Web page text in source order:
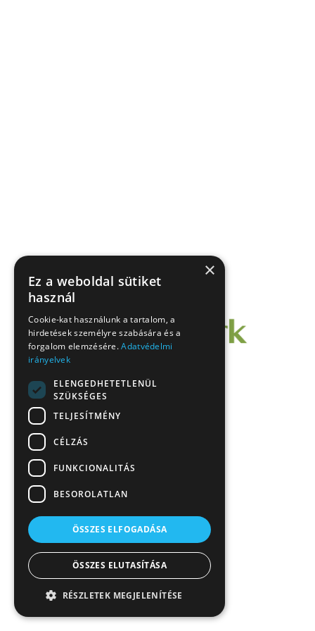
×
Ez a weboldal sütiket
használ
Cookie-kat használunk a tartalom, a
hirdetések személyre szabására és a
forgalom elemzésére.Adatvédelmi
irányelvek
ELENGEDHETETLENÜL
SZÜKSÉGES
TELJESÍTMÉNY
CÉLZÁS
FUNKCIONALITÁS
BESOROLATLAN
ÖSSZES ELFOGADÁSA
ÖSSZES ELUTASÍTÁSA
RÉSZLETEK MEGJELENÍTÉSE